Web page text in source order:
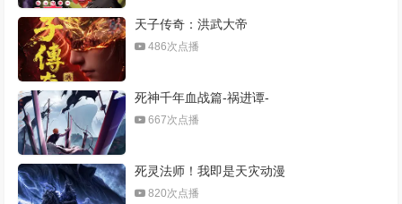
天子传奇：洪武大帝
486次点播
死神千年血战篇-祸进谭-
667次点播
死灵法师！我即是天灾动漫
820次点播